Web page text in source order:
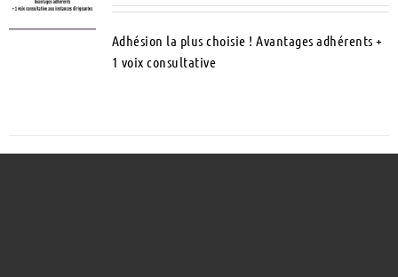
DÉTAILS
Adhésion la plus choisie ! Avantages adhérents +
1 voix consultative